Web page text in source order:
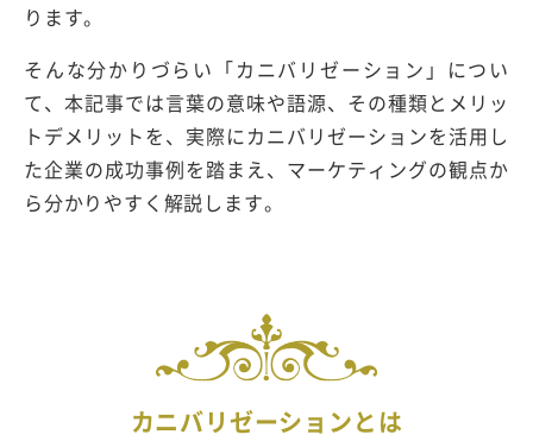
ります。
そんな分かりづらい「カニバリゼーション」につい
て、本記事では言葉の意味や語源、その種類とメリッ
トデメリットを、実際にカニバリゼーションを活用し
た企業の成功事例を踏まえ、マーケティングの観点か
ら分かりやすく解説します。
カニバリゼーションとは